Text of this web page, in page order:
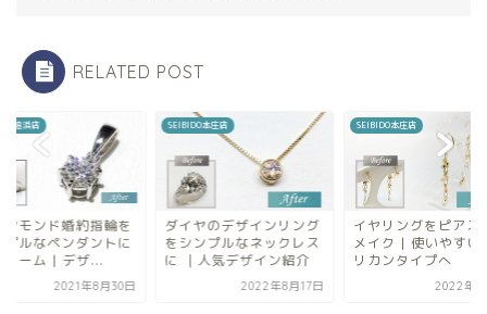
RELATED POST
本庄店
ヤのデザインリング
ンプルなネックレス
人気デザイン紹介
2022年8月17日
SEIBIDO本庄店
イヤリングをピアスにリ
メイク | 使いやすいアメ
リカンタイプへ
2022年8月8日
SEIBIDO追浜店
ダイヤモンド婚約指
シンプルなペンダン
リフォーム | デザ...
2021年8